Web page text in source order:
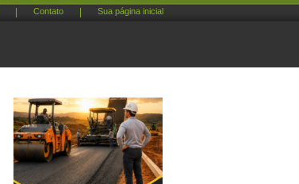
Contato Sua página inicial